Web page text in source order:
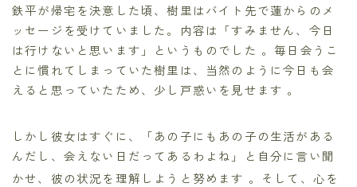
鉄平が帰宅を決意した頃、樹里はバイト先で蓮からのメ
ッセージを受けていました。内容は「すみません、今日
は行けないと思います」というものでした 。毎日会うこ
とに慣れてしまっていた樹里は、当然のように今日も会
えると思っていたため、少し戸惑いを見せます 。
しかし彼女はすぐに、「あの子にもあの子の生活がある
んだし、会えない日だってあるわよね」と自分に言い聞
かせ、彼の状況を理解しようと努めます 。そして、心を